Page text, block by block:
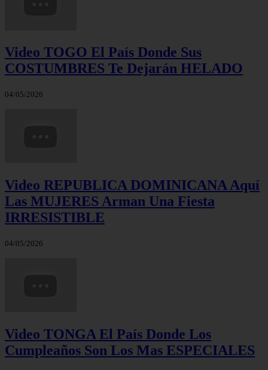
Video TOGO El País Donde Sus
COSTUMBRES Te Dejarán HELADO
04/05/2026
Video REPUBLICA DOMINICANA Aquí
Las MUJERES Arman Una Fiesta
IRRESISTIBLE
04/05/2026
Video TONGA El País Donde Los
Cumpleaños Son Los Mas ESPECIALES